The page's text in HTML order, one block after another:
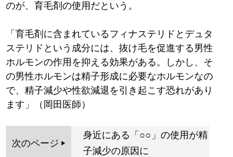
のが、育毛剤の使用だという。
「育毛剤に含まれているフィナステリドとデュタ
ステリドという成分には、抜け毛を促進する男性
ホルモンの作用を抑える効果がある。しかし、そ
の男性ホルモンは精子形成に必要なホルモンなの
で、精子減少や性欲減退を引き起こす恐れがあり
ます」（岡田医師）
次のページ
身近にある「○○」の使用が精
子減少の原因に